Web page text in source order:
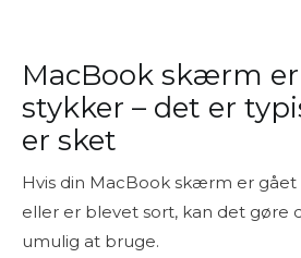
MacBook skærm
stykker – det er
er sket
Hvis din MacBook skærm er gået
eller er blevet sort, kan det gøre
umulig at bruge.